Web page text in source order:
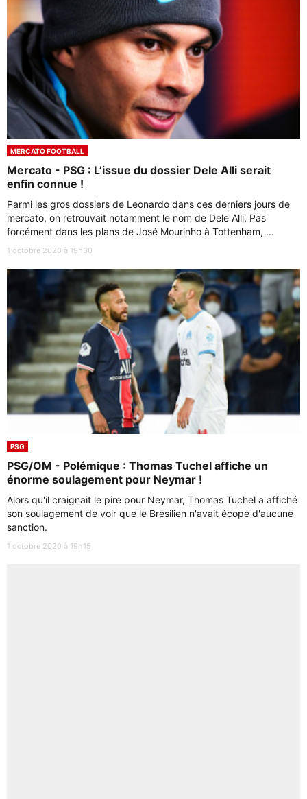
MERCATO FOOTBALL
Mercato - PSG : L’issue du dossier Dele Alli serait
enfin connue !
Parmi les gros dossiers de Leonardo dans ces derniers jours de
mercato, on retrouvait notamment le nom de Dele Alli. Pas
forcément dans les plans de José Mourinho à Tottenham, ...
1 octobre 2020 à 19h30
PSG
PSG/OM - Polémique : Thomas Tuchel affiche un
énorme soulagement pour Neymar !
Alors qu'il craignait le pire pour Neymar, Thomas Tuchel a affiché
son soulagement de voir que le Brésilien n'avait écopé d'aucune
sanction.
1 octobre 2020 à 19h15